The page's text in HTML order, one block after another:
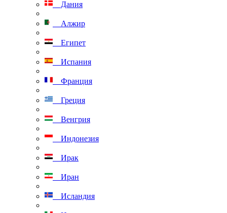
Дания
Алжир
Египет
Испания
Франция
Греция
Венгрия
Индонезия
Ирак
Иран
Исландия